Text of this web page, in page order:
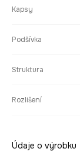
Kapsy
Podšívka
Struktura
Rozlišení
Údaje o výrobku